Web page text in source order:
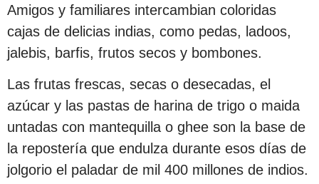
Amigos y familiares intercambian coloridas
cajas de delicias indias, como pedas, ladoos,
jalebis, barfis, frutos secos y bombones.
Las frutas frescas, secas o desecadas, el
azúcar y las pastas de harina de trigo o maida
untadas con mantequilla o ghee son la base de
la repostería que endulza durante esos días de
jolgorio el paladar de mil 400 millones de indios.